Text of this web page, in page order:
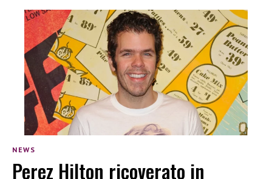
NEWS
Perez Hilton ricoverato in